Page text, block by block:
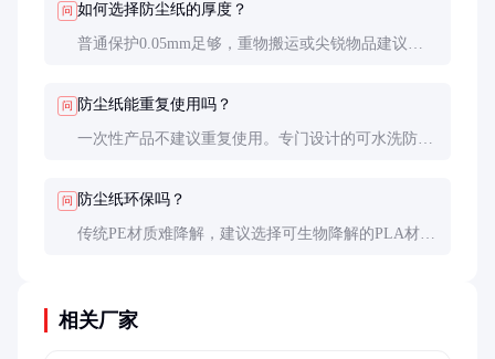
问 如何选择防尘纸的厚度？
普通保护0.05mm足够，重物搬运或尖锐物品建议
问 防尘纸能重复使用吗？
一次性产品不建议重复使用。专门设计的可水洗防尘
问 防尘纸环保吗？
传统PE材质难降解，建议选择可生物降解的PLA材质
相关厂家